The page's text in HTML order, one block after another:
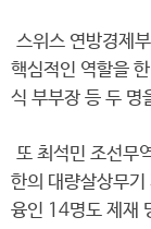
스위스 연방경제
핵심적인 역할을
식 부부장 등 두 명
또 최석민 조선무
한의 대량살상무
융인 14명도 제재